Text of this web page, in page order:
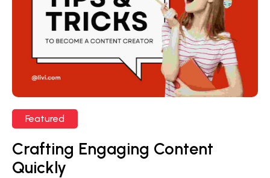
Featured
Crafting Engaging Content
Quickly